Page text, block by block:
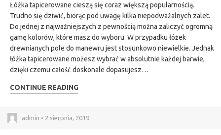
Łóżka tapicerowane cieszą się coraz większą popularnością.
Trudno się dziwić, biorąc pod uwagę kilka niepodważalnych zalet.
Do jednej z najważniejszych z pewnością można zaliczyć ogromną
gamę kolorów, które masz do wyboru. W przypadku łóżek
drewnianych pole do manewru jest stosunkowo niewielkie. Jednak
łóżka tapicerowane możesz wybrać w absolutnie każdej barwie,
dzięki czemu całość doskonale dopasujesz…
CONTINUE READING
admin • 2 sierpnia, 2019